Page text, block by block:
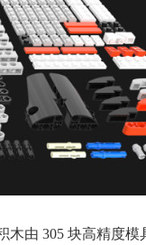
木由 305 块高精度模